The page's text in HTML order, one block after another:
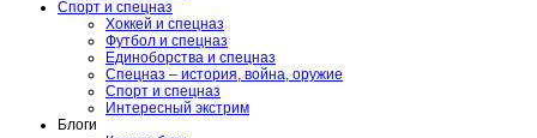
Спорт и спецназ
Хоккей и спецназ
Футбол и спецназ
Единоборства и спецназ
Спецназ – история, война, оружие
Спорт и спецназ
Интересный экстрим
Блоги